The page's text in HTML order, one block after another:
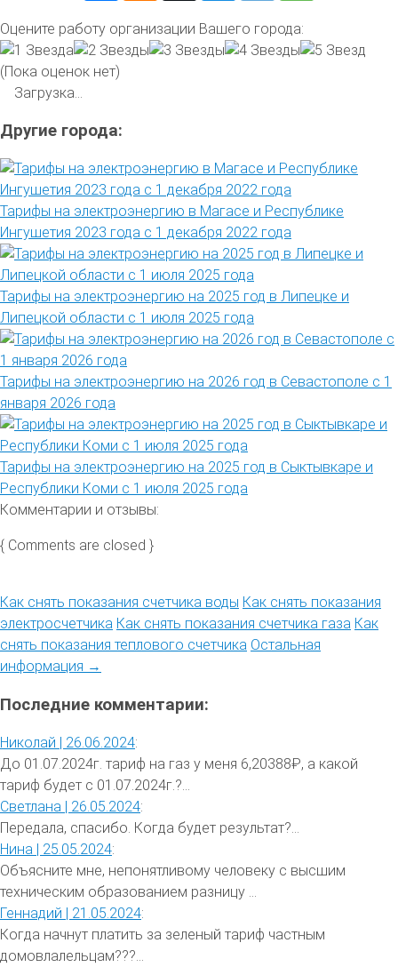
Оцените работу организации Вашего города:
(Пока оценок нет)
Загрузка...
Другие города:
Тарифы на электроэнергию в Магасе и Республике
Ингушетия 2023 года с 1 декабря 2022 года
Тарифы на электроэнергию на 2025 год в Липецке и
Липецкой области с 1 июля 2025 года
Тарифы на электроэнергию на 2026 год в Севастополе с 1
января 2026 года
Тарифы на электроэнергию на 2025 год в Сыктывкаре и
Республики Коми с 1 июля 2025 года
Комментарии и отзывы:
{ Comments are closed }
Как снять показания счетчика воды Как снять показания
электросчетчика Как снять показания счетчика газа Как
снять показания теплового счетчика Остальная
информация →
Последние комментарии:
Николай | 26.06.2024:
До 01.07.2024г. тариф на газ у меня 6,20388₽, а какой
тариф будет с 01.07.2024г.?...
Светлана | 26.05.2024:
Передала, спасибо. Когда будет результат?...
Нина | 25.05.2024:
Объясните мне, непонятливому человеку с высшим
техническим образованием разницу ...
Геннадий | 21.05.2024:
Когда начнут платить за зеленый тариф частным
домовлалельцам???...